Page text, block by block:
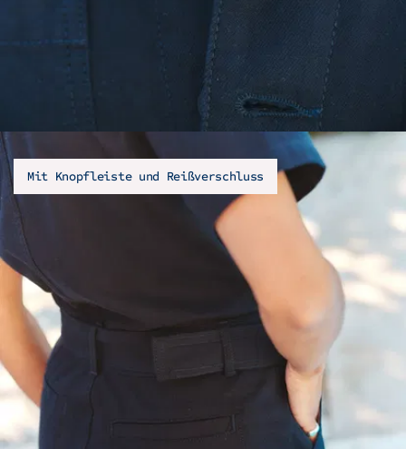
Mit Knopfleiste und Reißverschluss